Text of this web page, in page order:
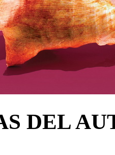
DEL